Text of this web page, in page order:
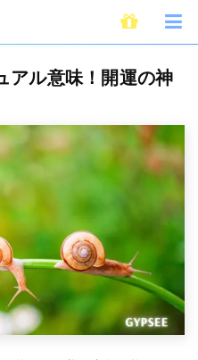
のスピリチュアル意味！開運の神様？
アル意味！開運の神